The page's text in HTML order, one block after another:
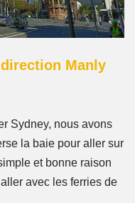
Manly
Sydney, nous avons
la baie pour aller sur
et bonne raison
avec les ferries de